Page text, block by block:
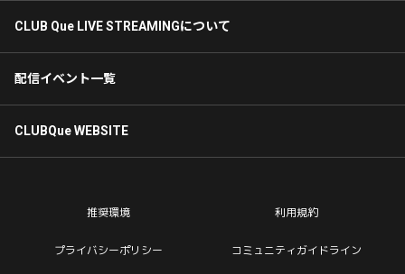
CLUB Que LIVE STREAMINGについて
配信イベント一覧
CLUBQue WEBSITE
推奨環境 利用規約
プライバシーポリシー コミュニティガイドライン